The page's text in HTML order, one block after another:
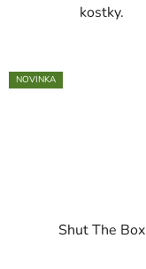
kostky.
NOVINKA
Shut The Box